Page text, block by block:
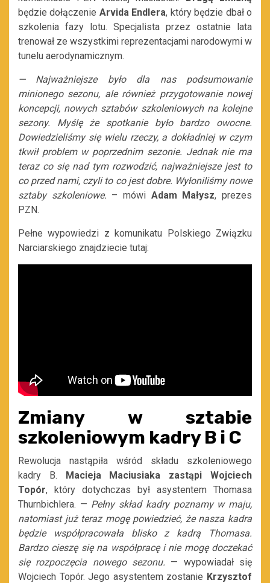
będzie dołączenie Arvida Endlera, który będzie dbał o
szkolenia fazy lotu. Specjalista przez ostatnie lata
trenował ze wszystkimi reprezentacjami narodowymi w
tunelu aerodynamicznym.
— Najważniejsze było dla nas podsumowanie
minionego sezonu, ale również przygotowanie nowej
koncepcji, nowych sztabów szkoleniowych na kolejne
sezony. Myślę że spotkanie było bardzo owocne.
Dowiedzieliśmy się wielu rzeczy, a dokładniej w czym
tkwił problem w poprzednim sezonie. Jednak nie ma
teraz co się nad tym rozwodzić, najważniejsze jest to
co przed nami, czyli to co jest dobre. Wyłoniliśmy nowe
sztaby szkoleniowe. – mówi Adam Małysz, prezes
PZN.
Pełne wypowiedzi z komunikatu Polskiego Związku
Narciarskiego znajdziecie tutaj:
Zmiany w sztabie
szkoleniowym kadry B i C
Rewolucja nastąpiła wśród składu szkoleniowego
kadry B.
Macieja Maciusiaka zastąpi Wojciech
Topór, który dotychczas był asystentem Thomasa
Thurnbichlera. — Pełny skład kadry poznamy w maju,
natomiast już teraz mogę powiedzieć, że nasza kadra
będzie współpracowała blisko z kadrą Thomasa.
Bardzo cieszę się na współpracę i nie mogę doczekać
się rozpoczęcia nowego sezonu. — wypowiadał się
Wojciech Topór. Jego asystentem zostanie Krzysztof